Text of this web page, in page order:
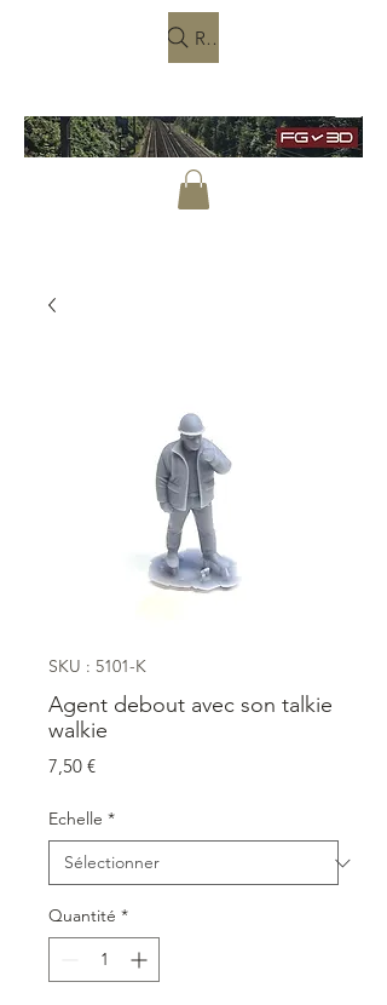
Rechercher
SKU : 5101-K
Agent debout avec son talkie
walkie
7,50 €Prix
Echelle *
Quantité *